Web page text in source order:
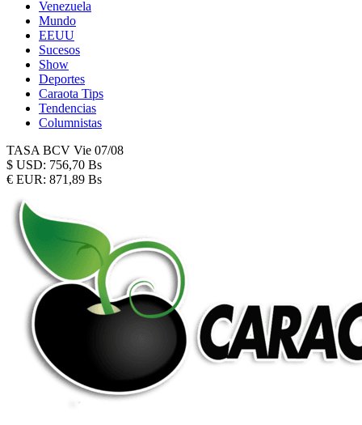
Venezuela
Mundo
EEUU
Sucesos
Show
Deportes
Caraota Tips
Tendencias
Columnistas
TASA BCV Vie 07/08
$ USD: 756,70 Bs
€ EUR: 871,89 Bs